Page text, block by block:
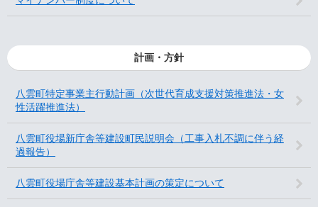
計画・方針
八雲町特定事業主行動計画（次世代育成支援対策推進法・女
性活躍推進法）
八雲町役場新庁舎等建設町民説明会（工事入札不調に伴う経
過報告）
八雲町役場庁舎等建設基本計画の策定について